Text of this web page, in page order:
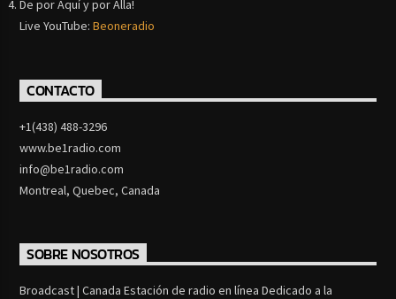
De por Aquí y por Alla!
Live YouTube:Beoneradio
CONTACTO
+1(438) 488-3296
www.be1radio.com
info@be1radio.com
Montreal, Quebec, Canada
SOBRE NOSOTROS
Broadcast | Canada Estación de radio en línea Dedicado a la